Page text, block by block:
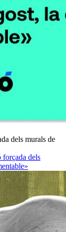
forçada dels